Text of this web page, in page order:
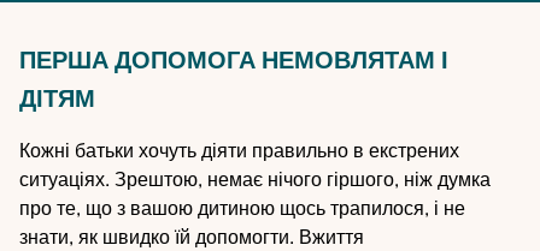
ПЕРША ДОПОМОГА НЕМОВЛЯТАМ І
ДІТЯМ
Кожні батьки хочуть діяти правильно в екстрених
ситуаціях. Зрештою, немає нічого гіршого, ніж думка
про те, що з вашою дитиною щось трапилося, і не
знати, як швидко їй допомогти. Вжиття